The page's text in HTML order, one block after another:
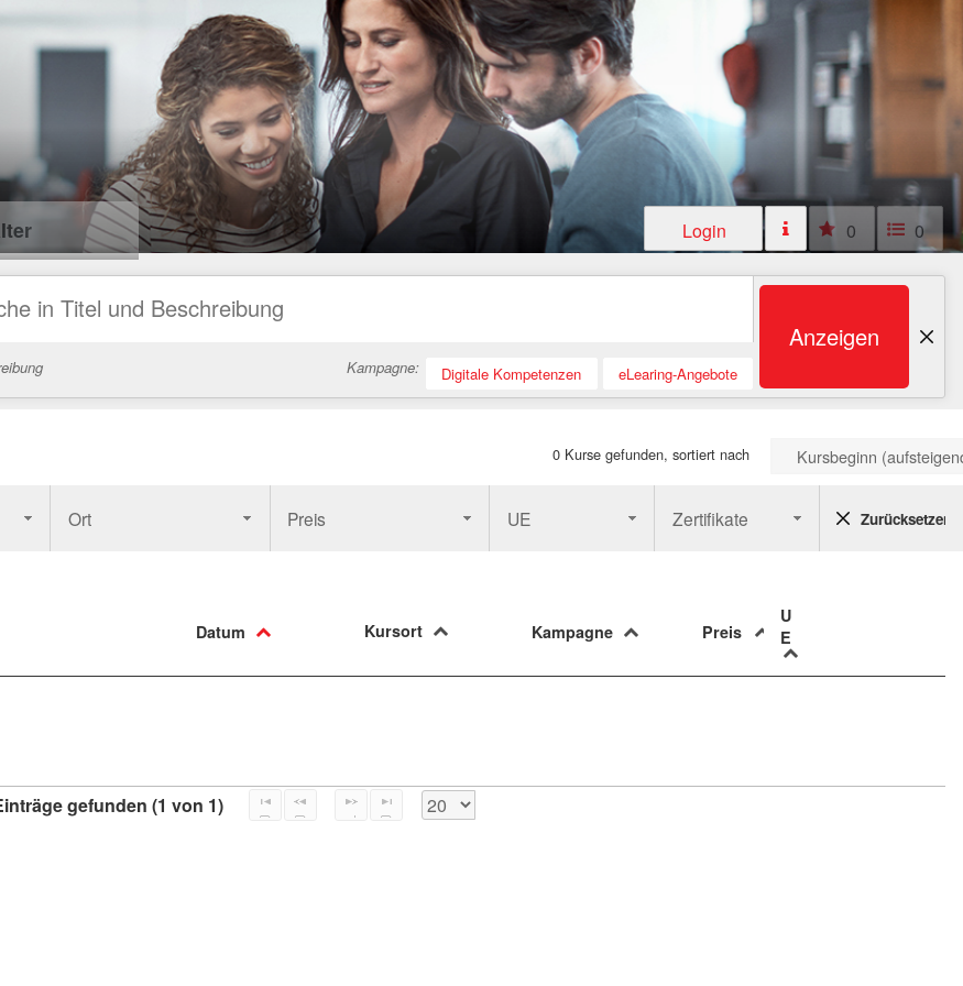
Login 0 0
Kampagne: Digitale Kompetenzen eLearing-Angebote
Anzeigen
0 Kurse gefunden, sortiert nach Kursbeginn
Ort Preis UE Zertifikate Zurücksetzen
Datum Kursort Kampagne Preis
U
E
gefunden (1 von 1)